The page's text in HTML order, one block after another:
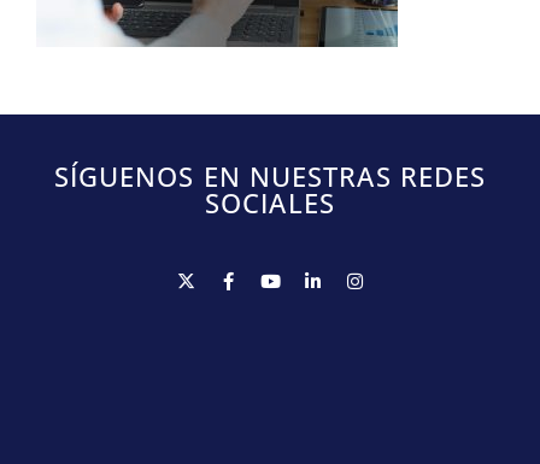
SÍGUENOS EN NUESTRAS REDES
SOCIALES